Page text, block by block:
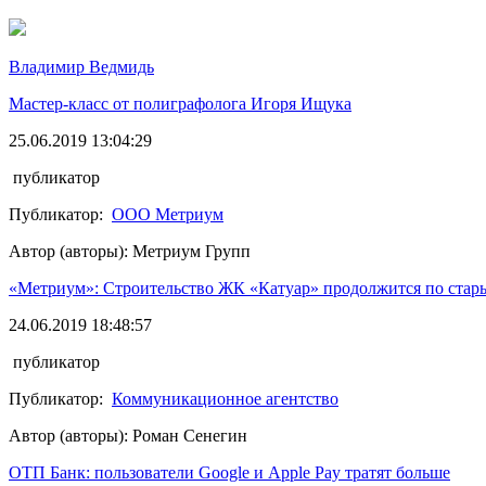
Владимир Ведмидь
Мастер-класс от полиграфолога Игоря Ищука
25.06.2019 13:04:29
публикатор
Публикатор: ООО Метриум
Автор (авторы): Метриум Групп
«Метриум»: Строительство ЖК «Катуар» продолжится по
24.06.2019 18:48:57
публикатор
Публикатор: Коммуникационное агентство
Автор (авторы): Роман Сенегин
ОТП Банк: пользователи Google и Apple Pay тратят больше